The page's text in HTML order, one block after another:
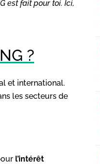
est fait pour toi. Ici,
?
et international.
les secteurs de
l’intérêt